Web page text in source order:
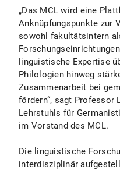
„Das MCL wird eine
Anknüpfungspunkte zur
sowohl fakultätsintern
linguistische Expertise
Philologien hinweg
Zusammenarbeit bei
fördern“, sagt Professor
Lehrstuhls für
im Vorstand des MCL.
Die linguistische
interdisziplinär